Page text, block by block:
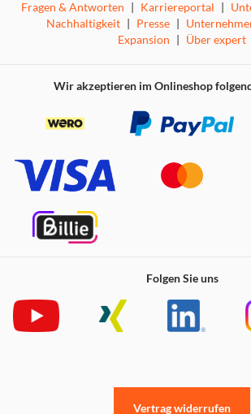
Fragen & Antworten | Karriereportal |
Nachhaltigkeit | Presse |
Expansion | Über expert
Wir akzeptieren im Onlineshop
Folgen Sie uns
Vertrag widerrufen